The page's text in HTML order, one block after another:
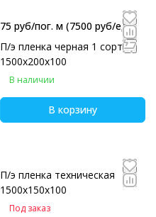
75 руб/пог. м (7500 руб/eд)
П/э пленка черная 1 сорт
1500х200х100
В наличии
В корзину
П/э пленка техническая
1500х150х100
Под заказ